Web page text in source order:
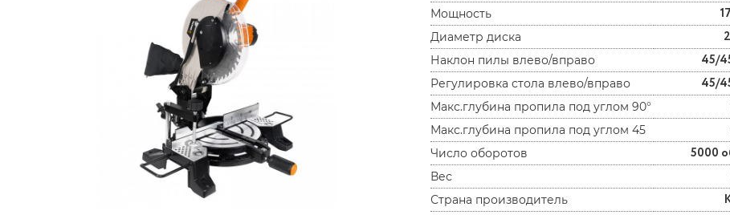
Мощность
Диаметр диска
Наклон пилы влево/вправо 45/
Регулировка стола влево/вправо 45/
Макс.глубина пропила под углом 90°
Макс.глубина пропила под углом 45
Число оборотов 5000
Вес
Страна производитель